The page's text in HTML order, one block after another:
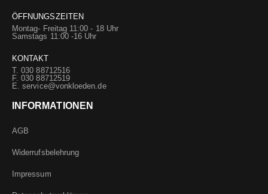
ÖFFNUNGSZEITEN
Montag- Freitag 11:00 - 18 Uhr
Samstags 11:00 -16 Uhr
KONTAKT
T. 030 88712516
F. 030 88712519
E.service@vonkloeden.de
INFORMATIONEN
AGB
Widerrufsbelehrung
Impressum